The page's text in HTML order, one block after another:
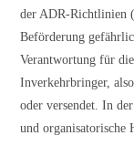
der ADR-Richtlinien
Beförderung
Verantwortung für
Inverkehrbringer,
oder versendet. In
und organisatorische